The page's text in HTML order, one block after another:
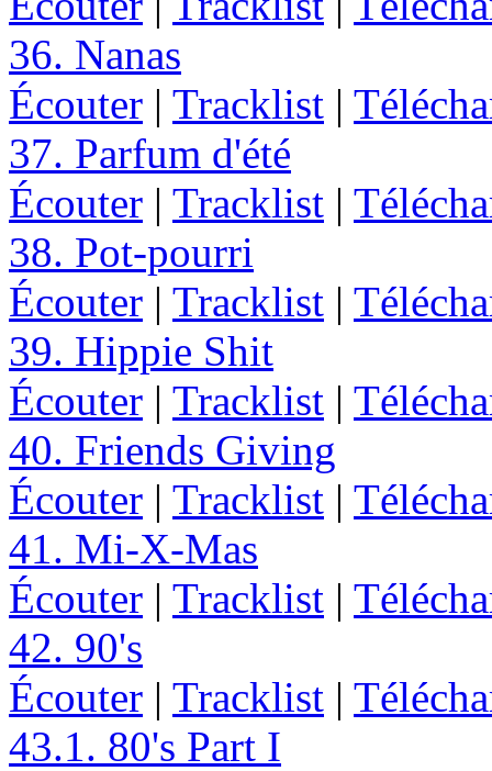
36. Nanas
Écouter | Tracklist |
37. Parfum d'été
Écouter | Tracklist |
38. Pot-pourri
Écouter | Tracklist |
39. Hippie Shit
Écouter | Tracklist |
40. Friends Giving
Écouter | Tracklist |
41. Mi-X-Mas
Écouter | Tracklist |
42. 90's
Écouter | Tracklist |
43.1. 80's Part I